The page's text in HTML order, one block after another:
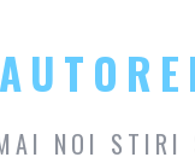
NOI STIRI